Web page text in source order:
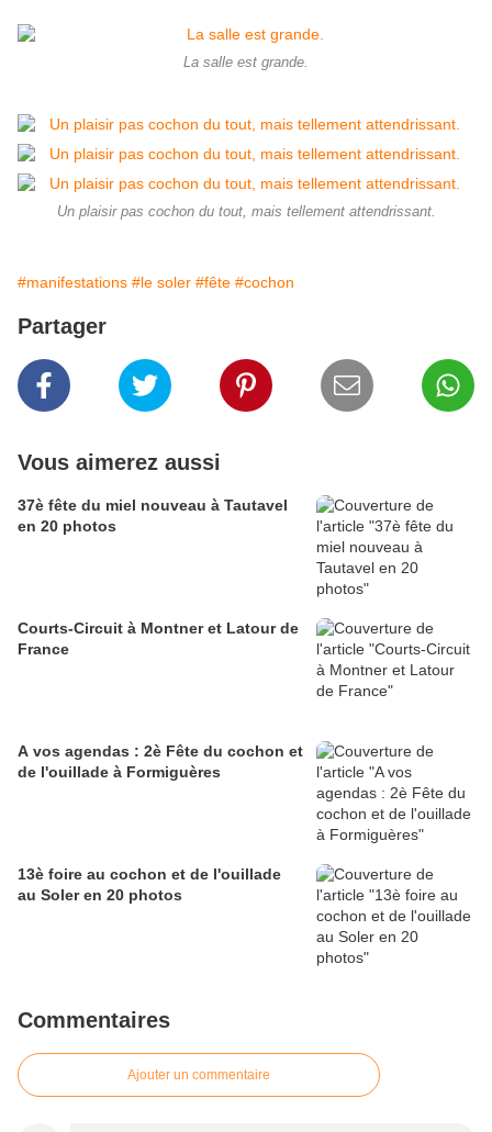
La salle est grande.
Un plaisir pas cochon du tout, mais tellement attendrissant.
#manifestations #le soler #fête #cochon
Partager
Vous aimerez aussi
37è fête du miel nouveau à Tautavel
en 20 photos
Courts-Circuit à Montner et Latour de
France
A vos agendas : 2è Fête du cochon et
de l'ouillade à Formiguères
13è foire au cochon et de l'ouillade
au Soler en 20 photos
Commentaires
Ajouter un commentaire